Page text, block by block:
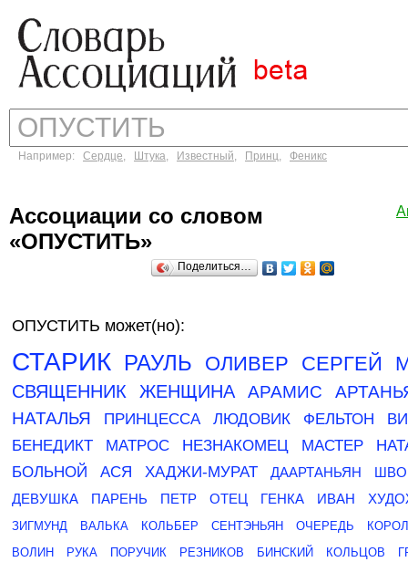
Например: Сердце, Штука, Известный, Принц, Феникс
Ассоциации со словом
«ОПУСТИТЬ»
Поделиться…
ОПУСТИТЬ может(но):
СТАРИК РАУЛЬ ОЛИВЕР СЕРГЕЙ
СВЯЩЕННИК ЖЕНЩИНА АРАМИС
НАТАЛЬЯ
ПРИНЦЕССА ЛЮДОВИК ФЕЛЬТОН
БЕНЕДИКТ
МАТРОС НЕЗНАКОМЕЦ МАСТЕР
БОЛЬНОЙ
АСЯ ХАДЖИ-МУРАТ ДААРТАНЬЯН
ДЕВУШКА
ПАРЕНЬ ПЕТР ОТЕЦ ГЕНКА ИВАН
ЗИГМУНД ВАЛЬКА КОЛЬБЕР СЕНТЭНЬЯН ОЧЕРЕДЬ
ВОЛИН
РУКА ПОРУЧИК РЕЗНИКОВ БИНСКИЙ КОЛЬЦОВ